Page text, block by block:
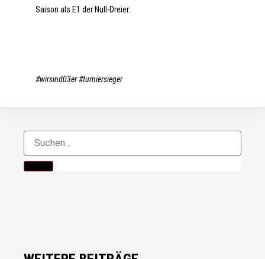
Saison als E1 der Null-Dreier.
#wirsind03er #turniersieger